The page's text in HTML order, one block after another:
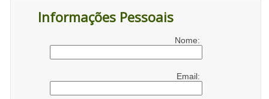
Informações Pessoais
Nome:
Email: